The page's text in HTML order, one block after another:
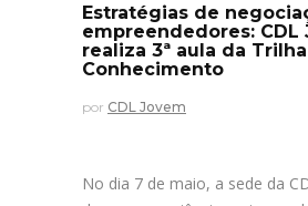
Estratégias de
empreendedores: CDL
realiza 3ª aula da
Conhecimento
por CDL Jovem
No dia 7 de maio, a sede da